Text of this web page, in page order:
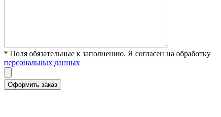
* Поля обязательные к заполнению. Я согласен на обработку
персональных данных